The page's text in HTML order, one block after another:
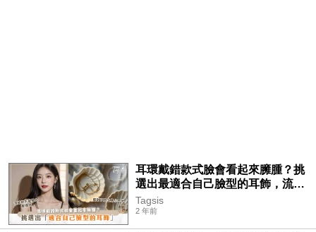
耳環戴錯款式臉會看起來臃腫？挑
選出最適合自己臉型的耳飾，流蘇
款不是每個人都適合，戴對了臉立
馬小一半
Tagsis
2 年前